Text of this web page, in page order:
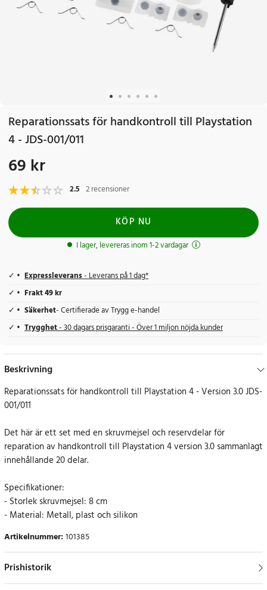
Reparationssats för handkontroll till Playstation
4 - JDS-001/011
Pris: 69 kr
69 kr
2.5 2 recensioner
KÖP NU
I lager, levereras inom 1-2 vardagar
Expressleverans- Leverans på 1 dag*
Frakt 49 kr
Säkerhet- Certifierade av Trygg e-handel
Trygghet- 30 dagars prisgaranti - Över 1 miljon nöjda kunder
Beskrivning
Reparationssats för handkontroll till Playstation 4 - Version 3.0 JDS-
001/011
Det här är ett set med en skruvmejsel och reservdelar för
reparation av handkontroll till Playstation 4 version 3.0 sammanlagt
innehållande 20 delar.
Specifikationer:
- Storlek skruvmejsel: 8 cm
- Material: Metall, plast och silikon
Artikelnummer:101385
Prishistorik